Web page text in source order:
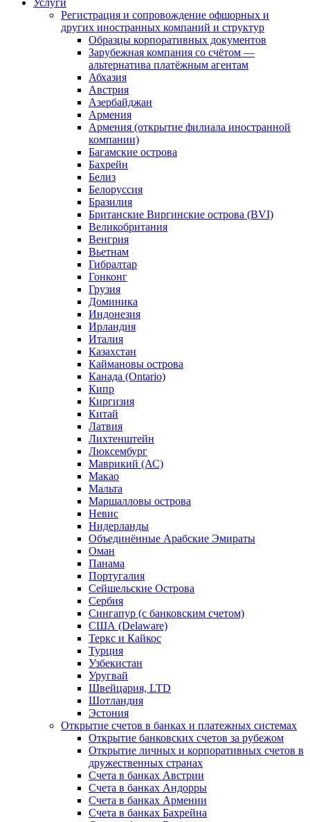
Услуги
Регистрация и сопровождение офшорных и
других иностранных компаний и структур
Образцы корпоративных документов
Зарубежная компания со счётом —
альтернатива платёжным агентам
Абхазия
Австрия
Азербайджан
Армения
Армения (открытие филиала иностранной
компании)
Багамские острова
Бахрейн
Белиз
Белоруссия
Бразилия
Британские Виргинские острова (BVI)
Великобритания
Венгрия
Вьетнам
Гибралтар
Гонконг
Грузия
Доминика
Индонезия
Ирландия
Италия
Казахстан
Каймановы острова
Канада (Ontario)
Кипр
Киргизия
Китай
Латвия
Лихтенштейн
Люксембург
Маврикий (АС)
Макао
Мальта
Маршалловы острова
Нeвис
Нидерланды
Объединённые Арабские Эмираты
Оман
Панама
Португалия
Сейшельские Острова
Сербия
Сингапур (c банковским счетом)
США (Delaware)
Теркс и Кайкос
Турция
Узбекистан
Уругвай
Швейцария, LTD
Шотландия
Эстония
Открытие счетов в банках и платежных системах
Открытие банковских счетов за рубежом
Открытие личных и корпоративных счетов в
дружественных странах
Счета в банках Австрии
Счета в банках Андорры
Счета в банках Армении
Счета в банках Бахрейна